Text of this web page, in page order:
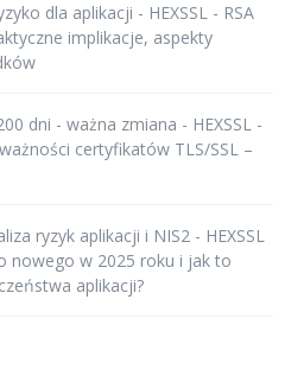
dla aplikacji - HEXSSL - RSA
implikacje, aspekty
dni - ważna zmiana - HEXSSL -
certyfikatów TLS/SSL –
ryzyk aplikacji i NIS2 - HEXSSL
nowego w 2025 roku i jak to
aplikacji?